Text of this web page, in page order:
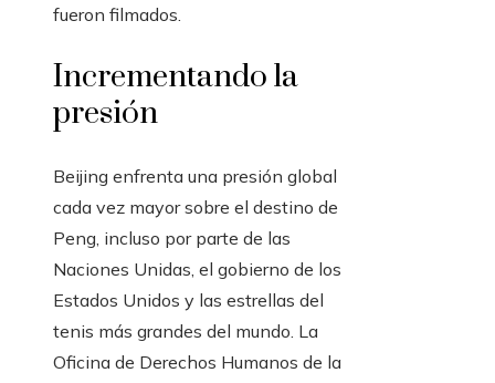
fueron filmados.
Incrementando la
presión
Beijing enfrenta una presión global
cada vez mayor sobre el destino de
Peng, incluso por parte de las
Naciones Unidas, el gobierno de los
Estados Unidos y las estrellas del
tenis más grandes del mundo. La
Oficina de Derechos Humanos de la